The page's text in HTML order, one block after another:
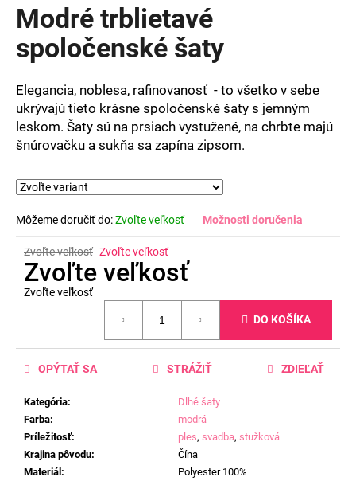
produktu
je
z
hviezdičiek.
Modré trblietavé
spoločenské šaty
Elegancia, noblesa, rafinovanosť - to všetko v sebe
ukrývajú tieto krásne spoločenské šaty s jemným
leskom. Šaty sú na prsiach vystužené, na chrbte majú
šnúrovačku a sukňa sa zapína zipsom.
Môžeme doručiť do:Zvoľte veľkosť Možnosti doručenia
Zvoľte veľkosť Zvoľte veľkosť
Zvoľte veľkosť
Zvoľte veľkosť
DO KOŠÍKA
Kategória:
Dlhé šaty
Farba:
modrá
Príležitosť: ples, svadba, stužková
Krajina pôvodu:
Čína
Materiál:
Polyester 100%
OPÝTAŤ SA STRÁŽIŤ ZDIEĽAŤ